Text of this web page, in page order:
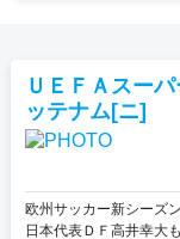
ＵＥＦＡスー
ッテナム[ニ]
欧州サッカー新シーズ
日本代表ＤＦ高井幸大